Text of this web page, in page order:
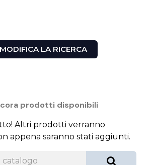
MODIFICA LA RICERCA
prodotti disponibili
Altri prodotti verranno
appena saranno stati aggiunti.